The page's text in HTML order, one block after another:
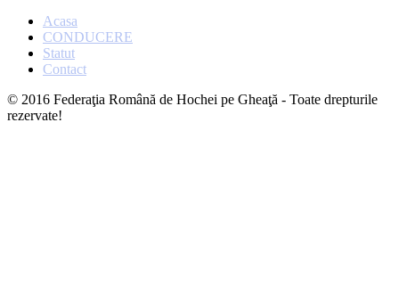
Acasa
CONDUCERE
Statut
Contact
© 2016 Federaţia Română de Hochei pe Gheaţă - Toate drepturile
rezervate!